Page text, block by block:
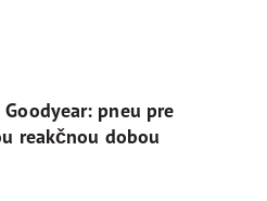
pneu pre
reakčnou dobou